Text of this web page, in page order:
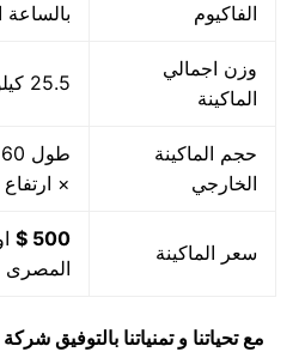
الفاكيوم
وزن اجمالي
الماكينة
25.5 كيلو
حجم الماكينة
الخارجي
× ارتفاع 60 سم
سعر الماكينة
500 $
المصرى
مع تحياتنا و تمنياتنا بالتوفيق